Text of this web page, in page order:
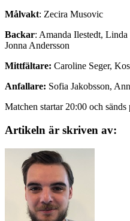
Målvakt: Zecira Musovic
Backar: Amanda Ilestedt,
Jonna Andersson
Mittfältare: Caroline Seger,
Anfallare: Sofia Jakobsson,
Matchen startar 20:00 och sänds
Artikeln är skriven av: